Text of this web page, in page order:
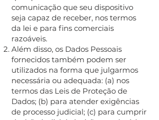
comunicação que seu dispositivo
seja capaz de receber, nos termos
da lei e para fins comerciais
razoáveis.
Além disso, os Dados Pessoais
fornecidos também podem ser
utilizados na forma que julgarmos
necessária ou adequada: (a) nos
termos das Leis de Proteção de
Dados; (b) para atender exigências
de processo judicial; (c) para cumprir